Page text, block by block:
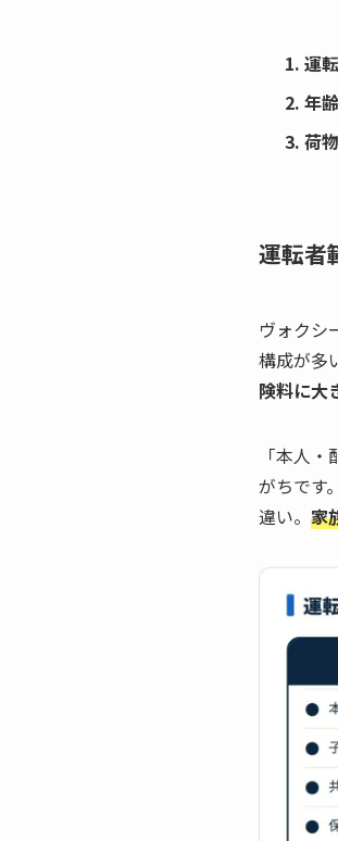
運
年
荷
運転者
ヴォクシ
構成が多
険料に大
「本人
がちです。
違い。 家